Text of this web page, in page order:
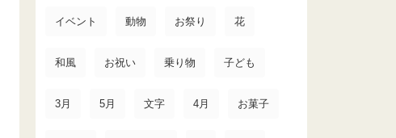
イベント 動物 お祭り 花
和風 お祝い 乗り物 子ども
3月 5月 文字 4月 お菓子